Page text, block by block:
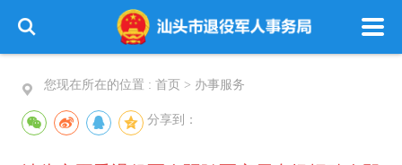
您现在所在的位置 : 首页 > 办事服务
分享到：